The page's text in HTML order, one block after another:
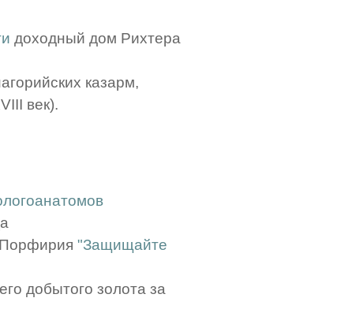
доходный дом Рихтера
казарм,
век).
"Защищайте
добытого золота за